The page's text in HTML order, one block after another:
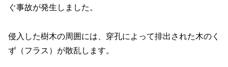
ぐ事故が発生しました。
侵入した樹木の周囲には、穿孔によって排出された木のく
ず（フラス）が散乱します。